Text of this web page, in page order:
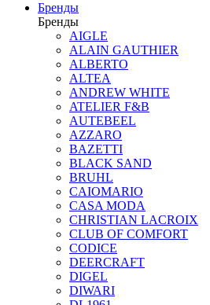
Бренды
Бренды
AIGLE
ALAIN GAUTHIER
ALBERTO
ALTEA
ANDREW WHITE
ATELIER F&B
AUTEBEEL
AZZARO
BAZETTI
BLACK SAND
BRUHL
CAIOMARIO
CASA MODA
CHRISTIAN LACROIX
CLUB OF COMFORT
CODICE
DEERCRAFT
DIGEL
DIWARI